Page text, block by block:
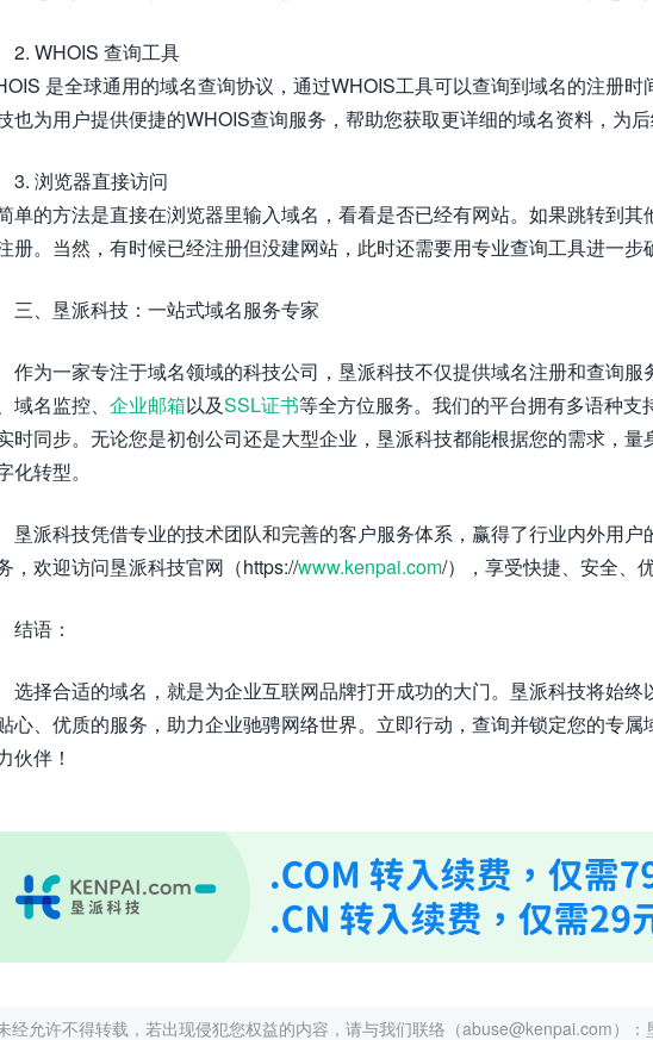
2. WHOIS 查询工具
是全球通用的域名查询协议，通过WHOIS工具可以查询到域名的注册
也为用户提供便捷的WHOIS查询服务，帮助您获取更详细的域名资料，为后
3. 浏览器直接访问
单的方法是直接在浏览器里输入域名，看看是否已经有网站。如果跳转到
册。当然，有时候已经注册但没建网站，此时还需要用专业查询工具进一步
三、垦派科技：一站式域名服务专家
作为一家专注于域名领域的科技公司，垦派科技不仅提供域名注册和查询
域名监控、 企业邮箱以及SSL证书等全方位服务。我们的平台拥有多语种
时同步。无论您是初创公司还是大型企业，垦派科技都能根据您的需求，
化转型。
垦派科技凭借专业的技术团队和完善的客户服务体系，赢得了行业内外用
，欢迎访问垦派科技官网（https://www.kenpai.com/），享受快捷、安全、
结语：
选择合适的域名，就是为企业互联网品牌打开成功的大门。垦派科技将始
心、优质的服务，助力企业驰骋网络世界。立即行动，查询并锁定您的专
伙伴！
经允许不得转载，若出现侵犯您权益的内容，请与我们联络（abuse@kenpai.com）：